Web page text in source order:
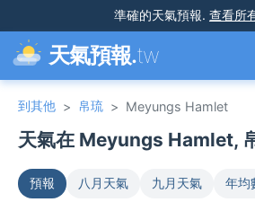
準確的天氣預報. 查看所
天氣預報.tw
到其他 > 帛琉 > Meyungs Hamlet
天氣在 Meyungs Hamlet,
預報 八月天氣 九月天氣 年均